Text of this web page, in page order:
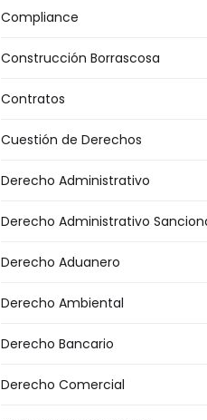
Compliance
Construcción Borrascosa
Contratos
Cuestión de Derechos
Derecho Administrativo
Derecho Administrativo
Derecho Aduanero
Derecho Ambiental
Derecho Bancario
Derecho Comercial